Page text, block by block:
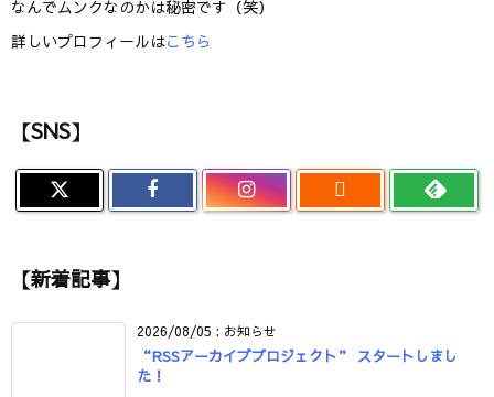
なんでムンクなのかは秘密です（笑）
詳しいプロフィールはこちら
【SNS】

【新着記事】
2026/08/05 : お知らせ
“RSSアーカイブプロジェクト” スタートしまし
た！